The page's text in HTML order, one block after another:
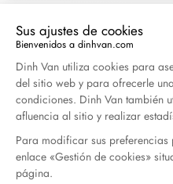
Horarios de apertura
100 Seafarers Way, KY1-
Caimán
(345) 640-5880
Sus ajustes de cookies
Bienvenidos a dinhvan.com
Plataforma de Gestión
Dinh Van utiliza cookies para
del sitio web y para ofrecerle
condiciones. Dinh Van también
afluencia al sitio y realizar
Para modificar sus
enlace «Gestión de cookies»
página.